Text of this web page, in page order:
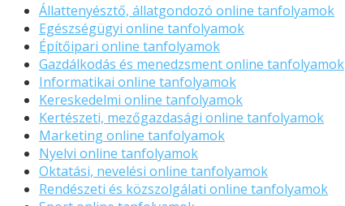
Állattenyésztő, állatgondozó online tanfolyamok
Egészségügyi online tanfolyamok
Építőipari online tanfolyamok
Gazdálkodás és menedzsment online tanfolyamok
Informatikai online tanfolyamok
Kereskedelmi online tanfolyamok
Kertészeti, mezőgazdasági online tanfolyamok
Marketing online tanfolyamok
Nyelvi online tanfolyamok
Oktatási, nevelési online tanfolyamok
Rendészeti és közszolgálati online tanfolyamok